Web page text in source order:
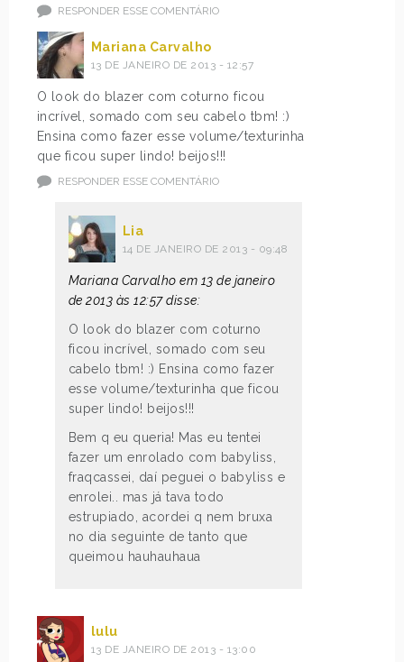
RESPONDER ESSE COMENTÁRIO
Mariana Carvalho
13 DE JANEIRO DE 2013 - 12:57
O look do blazer com coturno ficou
incrível, somado com seu cabelo tbm! :)
Ensina como fazer esse volume/texturinha
que ficou super lindo! beijos!!!
RESPONDER ESSE COMENTÁRIO
Lia
14 DE JANEIRO DE 2013 - 09:48
Mariana Carvalho em 13 de janeiro
de 2013 às 12:57 disse:
O look do blazer com coturno
ficou incrível, somado com seu
cabelo tbm! :) Ensina como fazer
esse volume/texturinha que ficou
super lindo! beijos!!!
Bem q eu queria! Mas eu tentei
fazer um enrolado com babyliss,
fraqcassei, daí peguei o babyliss e
enrolei.. mas já tava todo
estrupiado, acordei q nem bruxa
no dia seguinte de tanto que
queimou hauhauhaua
lulu
13 DE JANEIRO DE 2013 - 13:00